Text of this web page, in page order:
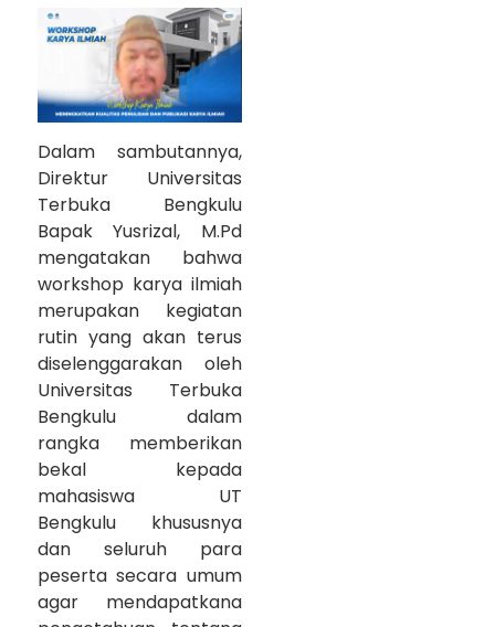
Dalam sambutannya,
Direktur Universitas
Terbuka Bengkulu
Bapak Yusrizal, M.Pd
mengatakan bahwa
workshop karya ilmiah
merupakan kegiatan
rutin yang akan terus
diselenggarakan oleh
Universitas Terbuka
Bengkulu dalam
rangka memberikan
bekal kepada
mahasiswa UT
Bengkulu khususnya
dan seluruh para
peserta secara umum
agar mendapatkana